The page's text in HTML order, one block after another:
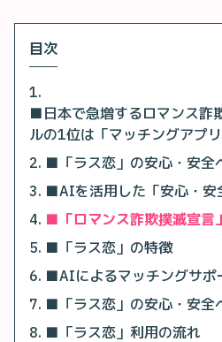
目次
■日本で急増するロマンス詐
ルの1位は「マッチングアプリ
■「ラス恋」の安心・安全
■AIを活用した「安心・安
■「ロマンス詐欺撲滅宣言
■「ラス恋」の特徴
■AIによるマッチングサポ
■「ラス恋」の安心・安全
■「ラス恋」利用の流れ